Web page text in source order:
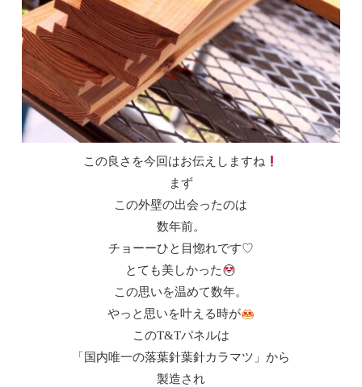
この良さを今回はお伝えしますね
まず
この外壁の出会ったのは
数年前。
チョーーひと目惚れです♡
とても美しかった
この思いを温めて数年。
やっと思いを叶える時が
このT&Tパネルは
「国内唯一の落葉針葉針カラマツ」から
製造され